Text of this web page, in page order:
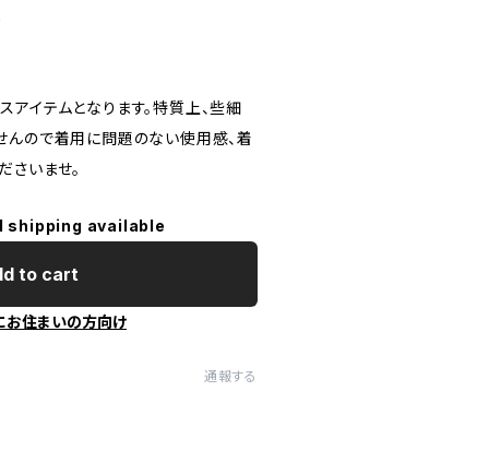
イテムとなります。特質上、些細
んので着用に問題のない使用感、着
さいませ。
shipping available
to cart
お住まいの方向け
通報する